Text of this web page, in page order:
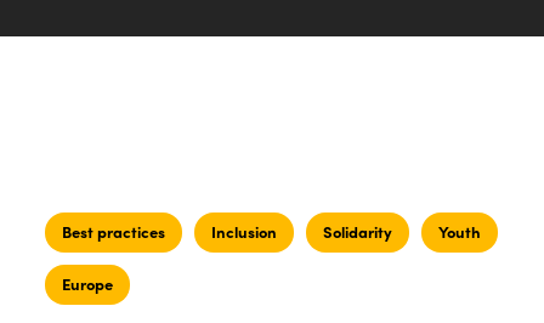
Best practices Inclusion Solidarity Youth
Europe